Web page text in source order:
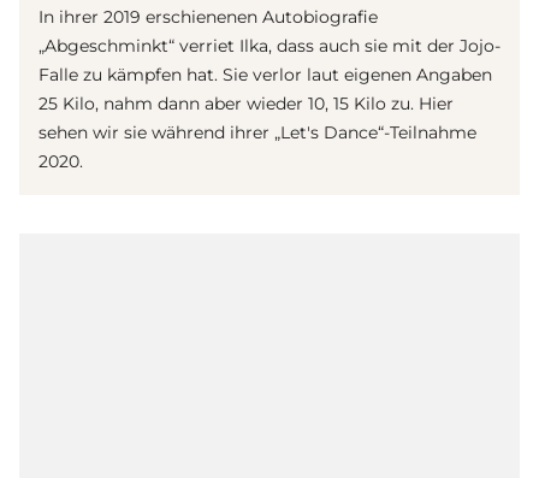
In ihrer 2019 erschienenen Autobiografie
„Abgeschminkt“ verriet Ilka, dass auch sie mit der Jojo-
Falle zu kämpfen hat. Sie verlor laut eigenen Angaben
25 Kilo, nahm dann aber wieder 10, 15 Kilo zu. Hier
sehen wir sie während ihrer „Let's Dance“-Teilnahme
2020.